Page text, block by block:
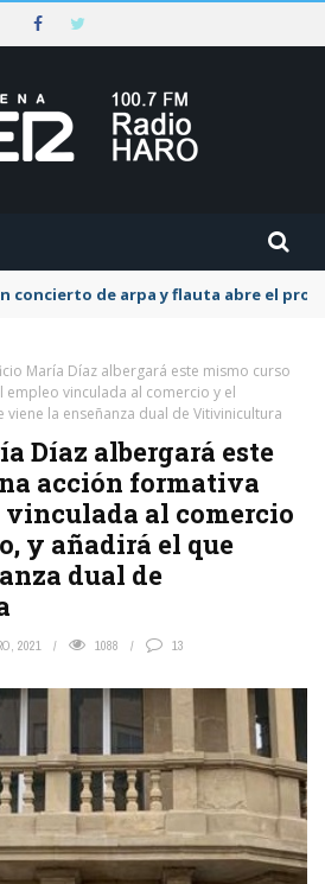
concierto de arpa y flauta abre el
María Díaz albergará este mismo curso
vinculada al comercio y el
la enseñanza dual de Vitivinicultura
Díaz albergará este
acción formativa
vinculada al comercio
y añadirá el que
dual de
2021 1088 13